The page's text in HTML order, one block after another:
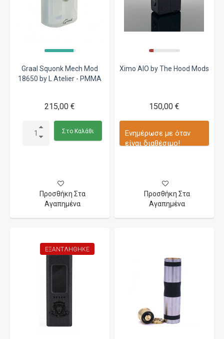
Graal Squonk Mech Mod
18650 by L Atelier - PMMA
215,00 €
Στο Καλάθι
Προσθήκη Στα
Αγαπημένα
Ximo AIO by The Hood Mods
150,00 €
Ενημέρωσε με όταν
είναι διαθέσιμο!
Προσθήκη Στα
Αγαπημένα
ΕΞΑΝΤΛΉΘΗΚΕ